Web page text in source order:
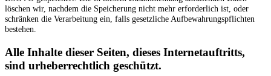
löschen wir, nachdem die Speicherung nicht mehr erforderlich ist, oder
schränken die Verarbeitung ein, falls gesetzliche Aufbewahrungspflichten
bestehen.
Alle Inhalte dieser Seiten, dieses Internetauftritts,
sind urheberrechtlich geschützt.